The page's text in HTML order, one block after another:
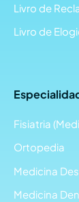
Livro de
Livro de
Fisiatria
Ortopedia
Medicina
Medicina